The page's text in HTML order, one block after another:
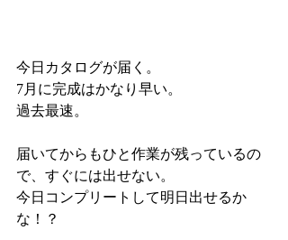
今日カタログが届く。
7月に完成はかなり早い。
過去最速。
届いてからもひと作業が残っているの
で、すぐには出せない。
今日コンプリートして明日出せるか
な！？